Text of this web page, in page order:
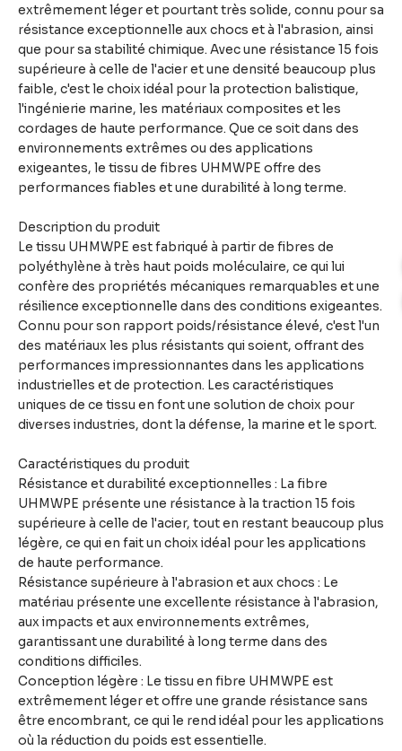
extrêmement léger et pourtant très solide, connu pour sa
résistance exceptionnelle aux chocs et à l'abrasion, ainsi
que pour sa stabilité chimique. Avec une résistance 15 fois
supérieure à celle de l'acier et une densité beaucoup plus
faible, c'est le choix idéal pour la protection balistique,
l'ingénierie marine, les matériaux composites et les
cordages de haute performance. Que ce soit dans des
environnements extrêmes ou des applications
exigeantes, le tissu de fibres UHMWPE offre des
performances fiables et une durabilité à long terme.
Description du produit
Le tissu UHMWPE est fabriqué à partir de fibres de
polyéthylène à très haut poids moléculaire, ce qui lui
confère des propriétés mécaniques remarquables et une
résilience exceptionnelle dans des conditions exigeantes.
Connu pour son rapport poids/résistance élevé, c'est l'un
des matériaux les plus résistants qui soient, offrant des
performances impressionnantes dans les applications
industrielles et de protection. Les caractéristiques
uniques de ce tissu en font une solution de choix pour
diverses industries, dont la défense, la marine et le sport.
Caractéristiques du produit
Résistance et durabilité exceptionnelles : La fibre
UHMWPE présente une résistance à la traction 15 fois
supérieure à celle de l'acier, tout en restant beaucoup plus
légère, ce qui en fait un choix idéal pour les applications
de haute performance.
Résistance supérieure à l'abrasion et aux chocs : Le
matériau présente une excellente résistance à l'abrasion,
aux impacts et aux environnements extrêmes,
garantissant une durabilité à long terme dans des
conditions difficiles.
Conception légère : Le tissu en fibre UHMWPE est
extrêmement léger et offre une grande résistance sans
être encombrant, ce qui le rend idéal pour les applications
où la réduction du poids est essentielle.